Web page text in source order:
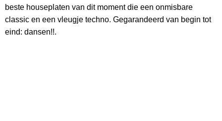
beste houseplaten van dit moment die een onmisbare
classic en een vleugje techno. Gegarandeerd van begin tot
eind: dansen!!.